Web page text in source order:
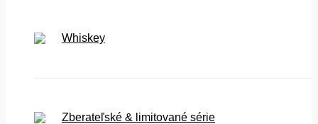
Whiskey
Zberateľské & limitované série